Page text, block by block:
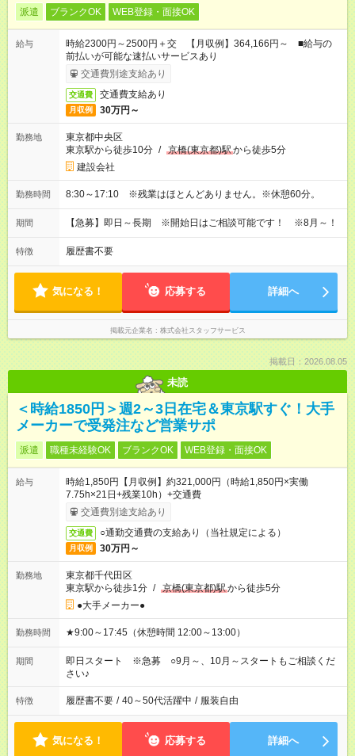
派遣 ブランクOK WEB登録・面接OK
給与
時給2300円～2500円＋交 【月収例】364,166円～ ■給与の
前払いが可能な速払いサービスあり
交通費別途支給あり
交通費 交通費支給あり
月収例 30万円～
勤務地
東京都中央区
東京駅から徒歩10分 / 京橋(東京都)駅から徒歩5分
建設会社
勤務時間 8:30～17:10 ※残業はほとんどありません。※休憩60分。
期間 【急募】即日～長期 ※開始日はご相談可能です！ ※8月～！
特徴 履歴書不要
気になる！ 応募する 詳細へ
掲載元企業名 株式会社スタッフサービス
掲載日：2026.08.05
未読
＜時給1850円＞週2～3日在宅＆東京駅すぐ！大手
メーカーで受発注など営業サポ
派遣 職種未経験OK ブランクOK WEB登録・面接OK
給与
時給1,850円【月収例】約321,000円（時給1,850円×実働
7.75h×21日+残業10h）+交通費
交通費別途支給あり
交通費 ○通勤交通費の支給あり（当社規定による）
月収例 30万円～
勤務地
東京都千代田区
東京駅から徒歩1分 / 京橋(東京都)駅から徒歩5分
●大手メーカー●
勤務時間 ★9:00～17:45（休憩時間 12:00～13:00）
期間
即日スタート ※急募 ○9月～、10月～スタートもご相談くだ
さい♪
特徴 履歴書不要 / 40～50代活躍中 / 服装自由
気になる！ 応募する 詳細へ